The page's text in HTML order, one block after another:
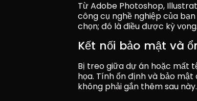
Từ Adobe Photoshop,
công cụ nghề nghiệp của
chọn; đó là điều được kỳ vọng.
Kết nối bảo mật và
Bị treo giữa dự án hoặc mất
họa. Tính ổn định và bảo
không phải gắn thêm sau này.